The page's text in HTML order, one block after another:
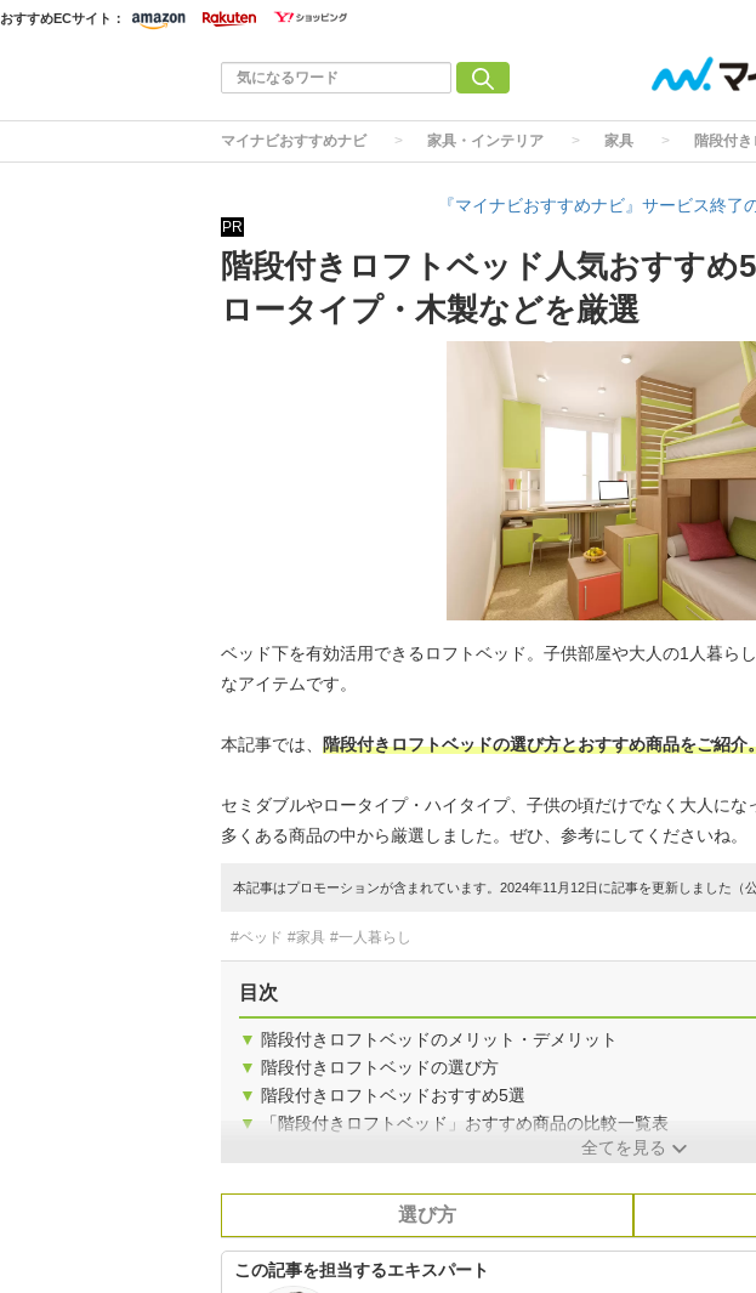
おすすめECサイト：
マイナビおすすめナビ 家具・インテリア 家具 階段付
『マイナビおすすめナビ』サービス終了
PR
階段付きロフトベッド人気おすすめ
ロータイプ・木製などを厳選
ベッド下を有効活用できるロフトベッド。子供部屋や大人の1人暮ら
なアイテムです。
本記事では、 階段付きロフトベッドの選び方とおすすめ商品をご紹介
セミダブルやロータイプ・ハイタイプ、子供の頃だけでなく大人に
多くある商品の中から厳選しました。ぜひ、参考にしてくださいね。
本記事はプロモーションが含まれています。2024年11月12日に記事を更新しました（
#ベッド #家具 #一人暮らし
目次
▼ 階段付きロフトベッドのメリット・デメリット
▼ 階段付きロフトベッドの選び方
▼ 階段付きロフトベッドおすすめ5選
▼
「階段付きロフトベッド」おすすめ商品の比較一覧表
全てを見る
選び方
この記事を担当するエキスパート